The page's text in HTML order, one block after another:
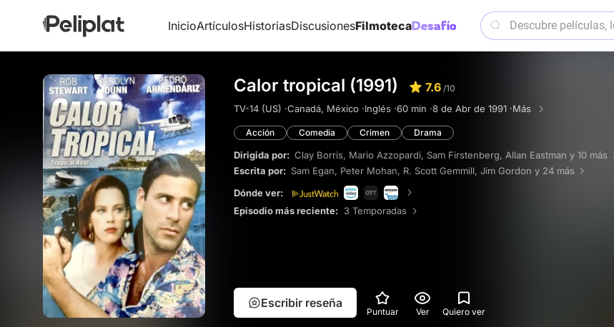
InicioArtículosHistoriasDiscusionesFilmoteca
Calor tropical (1991) 7.6 /10
TV-14 (US) ·Canadá, México ·Inglés ·60 min ·8 de Abr de 1991 ·Más
Acción Comedia Crimen Drama
Dirigida por: Clay Borris, Mario Azzopardi, Sam Firstenberg, Allan Eastman y 10 más
Escrita por: Sam Egan, Peter Mohan, R. Scott Gemmill, Jim Gordon y 24 más
Dónde ver:
Episodio más reciente: 3 Temporadas
Escribir reseña
Puntuar Ver Quiero ver